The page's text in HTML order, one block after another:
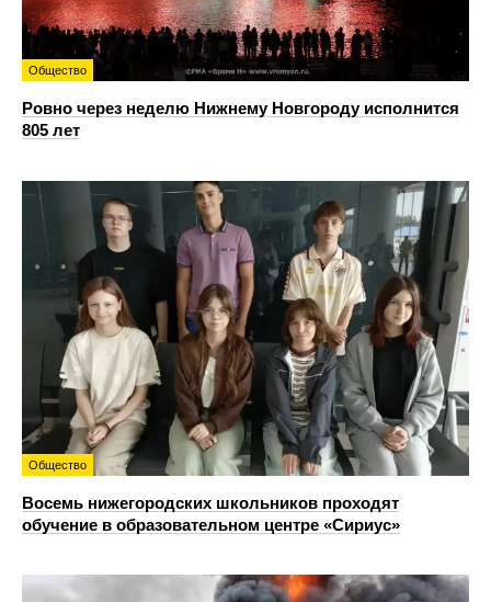
Общество
Ровно через неделю Нижнему Новгороду исполнится
805 лет
Общество
Восемь нижегородских школьников проходят
обучение в образовательном центре «Сириус»